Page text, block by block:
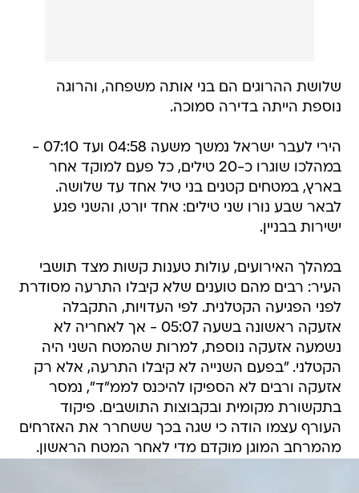
שלושת ההרוגים הם בני אותה משפחה, והרוגה
נוספת הייתה בדירה סמוכה.
הירי לעבר ישראל נמשך משעה 04:58 ועד 07:10 -
במהלכו שוגרו כ-20 טילים, כל פעם למוקד אחר
בארץ, במטחים קטנים בני טיל אחד עד שלושה.
לבאר שבע נורו שני טילים: אחד יורט, והשני פגע
ישירות בבניין.
במהלך האירועים, עולות טענות קשות מצד תושבי
העיר: רבים מהם טוענים שלא קיבלו התרעה מסודרת
לפני הפגיעה הקטלנית. לפי העדויות, התקבלה
אזעקה ראשונה בשעה 05:07 - אך לאחריה לא
נשמעה אזעקה נוספת, למרות שהמטח השני היה
הקטלני. "בפעם השנייה לא קיבלו התרעה, אלא רק
אזעקה ורבים לא הספיקו להיכנס לממ"ד", נמסר
בתקשורת מקומית ובקבוצות התושבים. פיקוד
העורף עצמו הודה כי שגה בכך ששחרר את האזרחים
מהמרחב המוגן מוקדם מדי לאחר המטח הראשון.